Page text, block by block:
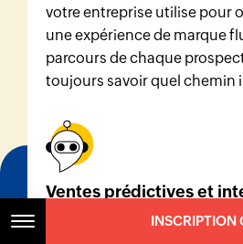
votre entreprise utilise pour
une expérience de marque
parcours de chaque
toujours savoir quel chemin
Ventes prédictives et
L'assistant IA de Zoho, Zia,
INSCRIPTION